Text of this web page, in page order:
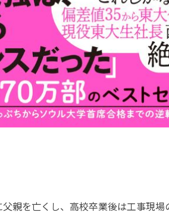
親を亡くし、高校卒業後は工事現場